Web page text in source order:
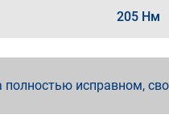
205 Нм
исправном,